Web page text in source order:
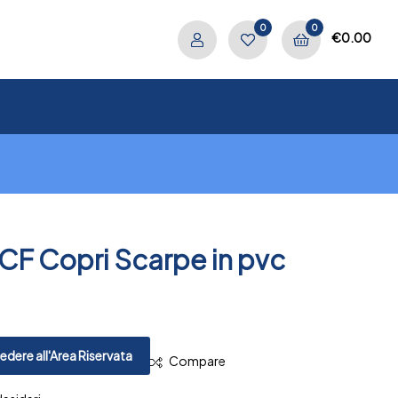
0 0
€0.00
Copri Scarpe in pvc
all'Area Riservata Compare